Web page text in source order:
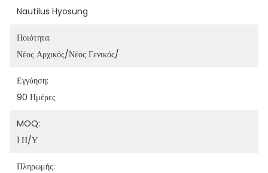
Nautilus Hyosung
Ποιότητα:
Νέος Αρχικός/νέος Γενικός/
Εγγύηση:
90 Ημέρες
MOQ:
1 Η/υ
Πληρωμής: